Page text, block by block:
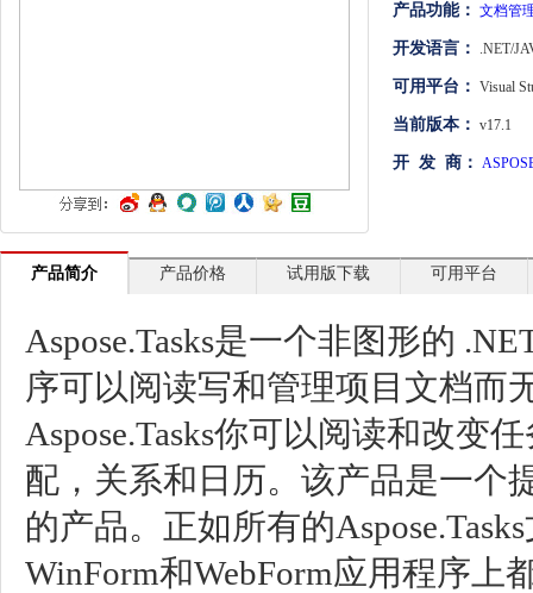
项目管理与业务逻辑
网络通讯
程序安全
开发测试与优化
智能设备开发
其它
产品功能： 文档管
开发语言： .NET/
可用平台： Visual
当前版本： v17.1
开 发 商：
产品简介 产品价格 试用版下载 可用平台
Aspose.Tasks是一个非图形的
序可以阅读写和管理项目文档而
Aspose.Tasks你可以阅读和改变
配，关系和日历。该产品是一个
的产品。正如所有的
WinForm和WebForm应用程序上